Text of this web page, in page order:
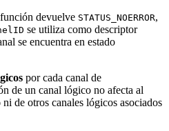
devuelve STATUS_NOERROR,
se utiliza como descriptor
se encuentra en estado
por cada canal de
de un canal lógico no afecta al
de otros canales lógicos asociados